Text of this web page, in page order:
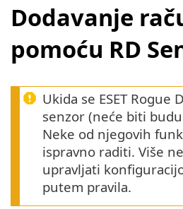
Dodavanje
pomoću RD
Ukida se ESET Rogue
senzor (neće biti
Neke od njegovih
ispravno raditi. Više
upravljati
putem pravila.